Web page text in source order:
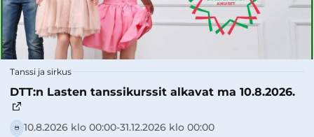
Tanssi ja sirkus
DTT:n Lasten tanssikurssit alkavat ma 10.8.2026.
10.8.2026 klo 00:00-­31.12.2026 klo 00:00